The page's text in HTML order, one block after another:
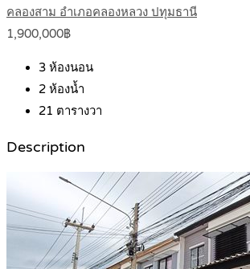
คลองสาม อำเภอคลองหลวง ปทุมธานี
1,900,000฿
3 ห้องนอน
2 ห้องน้ำ
21 ตารางวา
Description